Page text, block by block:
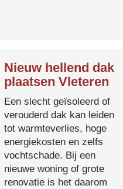
Nieuw hellend dak
plaatsen Vleteren
Een slecht geïsoleerd of
verouderd dak kan leiden
tot warmteverlies, hoge
energiekosten en zelfs
vochtschade. Bij een
nieuwe woning of grote
renovatie is het daarom